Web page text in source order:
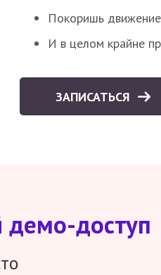
Покоришь
И в целом крайне
ЗАПИСАТЬСЯ
демо-доступ